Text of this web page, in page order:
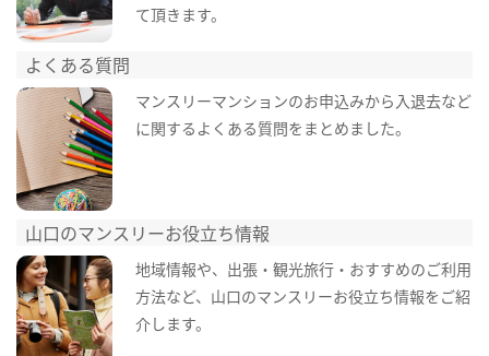
て頂きます。
よくある質問
マンスリーマンションのお申込みから入退去など
に関するよくある質問をまとめました。
山口のマンスリーお役立ち情報
地域情報や、出張・観光旅行・おすすめのご利用
方法など、山口のマンスリーお役立ち情報をご紹
介します。